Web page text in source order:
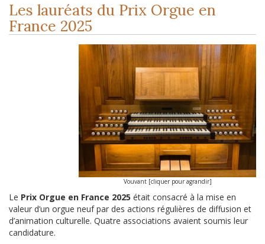
Les lauréats du Prix Orgue en
France 2025
Vouvant [cliquer pour agrandir]
Le Prix Orgue en France 2025 était consacré à la mise en
valeur d’un orgue neuf par des actions régulières de diffusion et
d’animation culturelle. Quatre associations avaient soumis leur
candidature.